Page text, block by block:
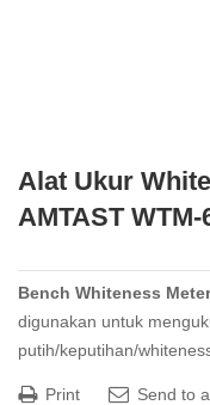
Alat Ukur
AMTAST WTM-
Bench Whiteness
digunakan untuk
putih/keputihan/
Print Send to